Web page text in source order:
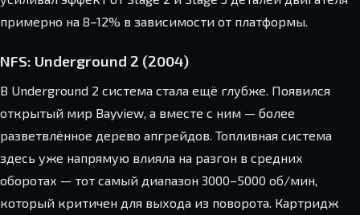
примерно на 8–12% в зависимости от платформы.
NFS: Underground 2 (2004)
В Underground 2 система стала ещё глубже. Появился
открытый мир Bayview, а вместе с ним — более
разветвлённое дерево апгрейдов. Топливная система
здесь уже напрямую влияла на разгон в средних
оборотах — тот самый диапазон 3000–5000 об/мин,
который критичен для выхода из поворота. Картридж